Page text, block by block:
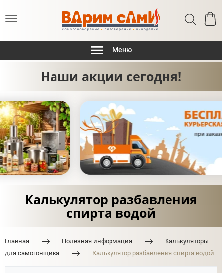
Меню
Наши акции сегодня!
Калькулятор разбавления
спирта водой
Главная Полезная информация
Калькуляторы
для самогонщика
Калькулятор разбавления спирта водой